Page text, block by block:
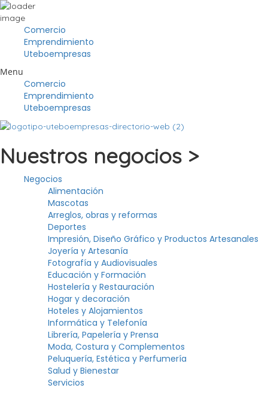
Comercio
Emprendimiento
Uteboempresas
Menu
Comercio
Emprendimiento
Uteboempresas
Nuestros negocios >
Negocios
Alimentación
Mascotas
Arreglos, obras y reformas
Deportes
Impresión, Diseño Gráfico y Productos Artesanales
Joyería y Artesanía
Fotografía y Audiovisuales
Educación y Formación
Hostelería y Restauración
Hogar y decoración
Hoteles y Alojamientos
Informática y Telefonía
Librería, Papelería y Prensa
Moda, Costura y Complementos
Peluquería, Estética y Perfumería
Salud y Bienestar
Servicios